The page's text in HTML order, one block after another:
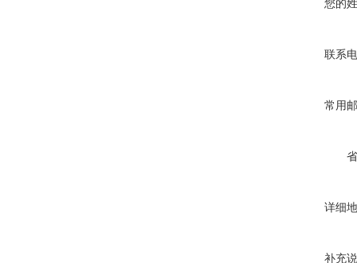
您的
联系
常用
详细
补充